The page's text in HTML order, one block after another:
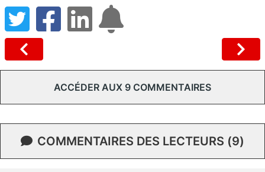
ACCÉDER AUX 9 COMMENTAIRES
COMMENTAIRES DES LECTEURS (9)